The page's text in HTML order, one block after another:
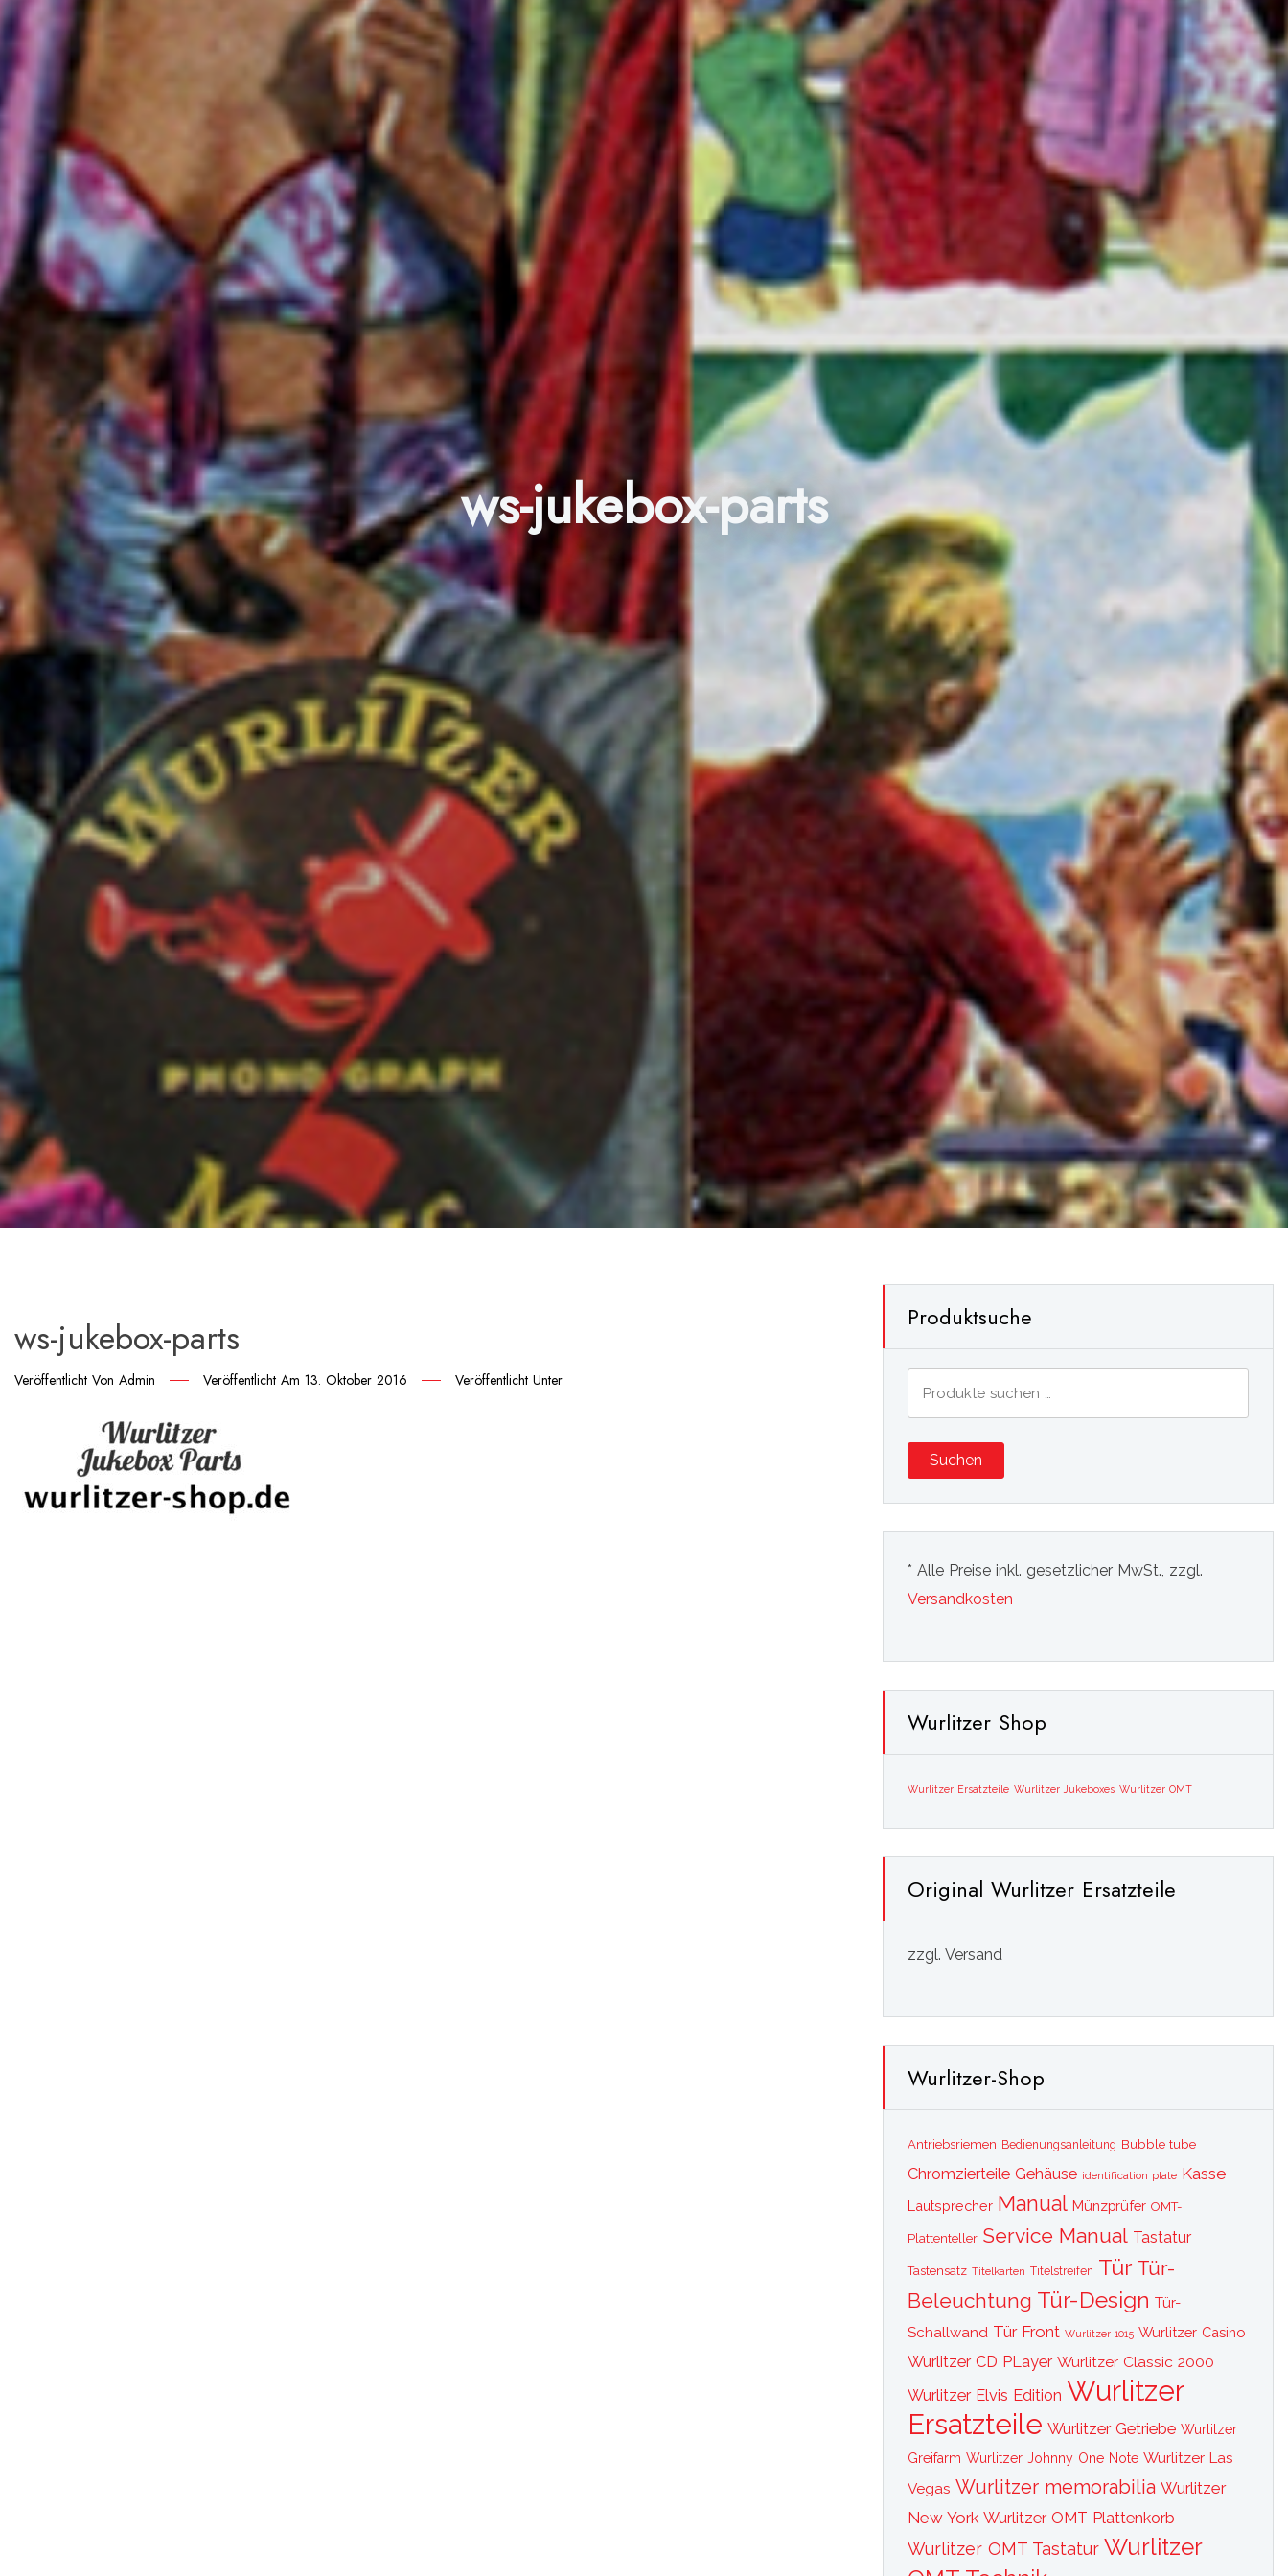
ws-jukebox-parts
ws-jukebox-parts
Veröffentlicht Von Admin Veröffentlicht Am 13. Oktober 2016 Veröffentlicht Unter
Produktsuche
Suchen
* Alle Preise inkl. gesetzlicher MwSt., zzgl.
Versandkosten
Wurlitzer Shop
Wurlitzer Ersatzteile Wurlitzer Jukeboxes Wurlitzer OMT
Original Wurlitzer Ersatzteile
zzgl. Versand
Wurlitzer-Shop
Antriebsriemen Bedienungsanleitung Bubble tube
Chromzierteile Gehäuse identification plate Kasse
Lautsprecher Manual Münzprüfer OMT-
Plattenteller Service Manual Tastatur
Tastensatz Titelkarten Titelstreifen Tür Tür-
Beleuchtung Tür-Design Tür-
Schallwand Tür Front Wurlitzer 1015 Wurlitzer Casino
Wurlitzer CD PLayer Wurlitzer Classic 2000
Wurlitzer Elvis Edition Wurlitzer
Ersatzteile Wurlitzer Getriebe Wurlitzer
Greifarm Wurlitzer Johnny One Note Wurlitzer Las
Vegas Wurlitzer memorabilia Wurlitzer
New York Wurlitzer OMT Plattenkorb
Wurlitzer OMT Tastatur Wurlitzer